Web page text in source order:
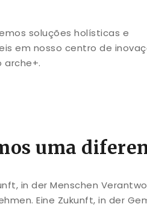
soluções holísticas e
em nosso centro de
arche+.
uma
in der Menschen
Eine Zukunft, in der